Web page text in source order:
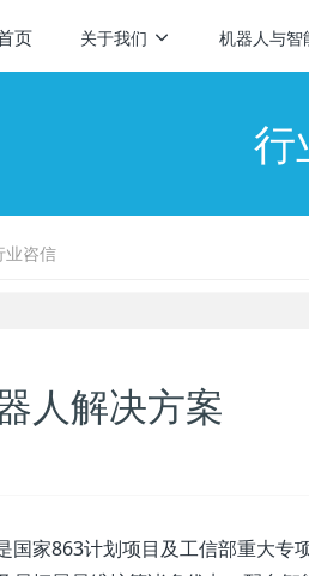
页 关于我们 机器人与智
行
业咨信
人解决方案
国家863计划项目及工信部重大专